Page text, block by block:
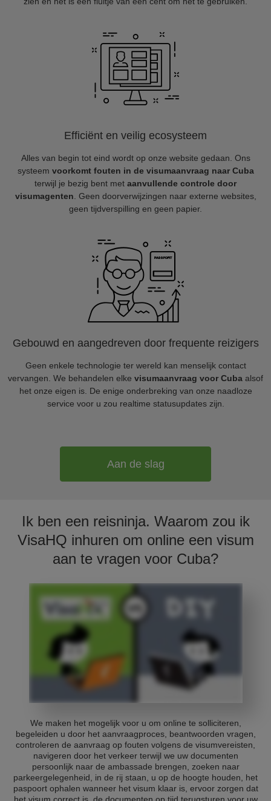
Efficiënt en veilig ecosysteem
Alles van begin tot eind wordt op onze website gedaan. Ons
systeem voorkomt fouten in de visumaanvraag naar Cuba
terwijl je bezig bent met aanvullende controle door
visumagenten . Geen doorverwijzingen naar externe websites,
geen tijdverspilling en geen papier.
Gebouwd en aangedreven door frequente reizigers
Geen enkele technologie ter wereld kan menselijk contact
vervangen. We behandelen elke visumaanvraag voor Cuba alsof
het onze eigen is. De enige onderbreking van onze naadloze
service voor u zou realtime statusupdates zijn.
Aan de slag
Ik ben een reisninja. Waarom zou ik
VisaHQ inhuren om online een visum
aan te vragen voor Cuba?
We maken het mogelijk voor u om online te solliciteren,
begeleiden u door het aanvraagproces, beantwoorden vragen,
controleren de aanvraag op fouten volgens de visumvereisten,
navigeren door het verkeer terwijl we uw documenten
persoonlijk naar de ambassade brengen, zoeken naar
parkeergelegenheid, in de rij staan, u op de hoogte houden, het
paspoort ophalen wanneer het visum klaar is, ervoor zorgen dat